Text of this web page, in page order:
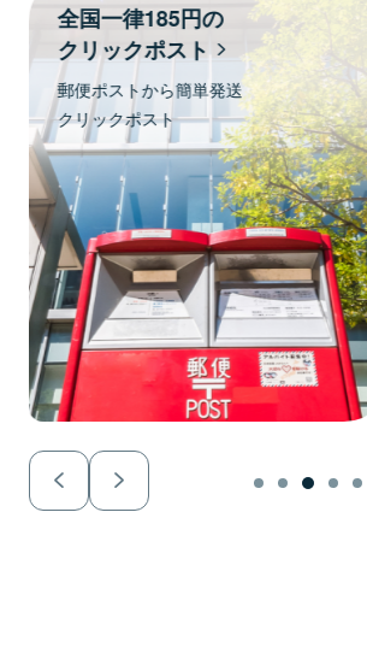
全国一律185円の
クリックポスト
郵便ポストから簡単発送
クリックポスト